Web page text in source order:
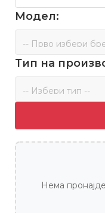
Модел:
Тип на
Нема